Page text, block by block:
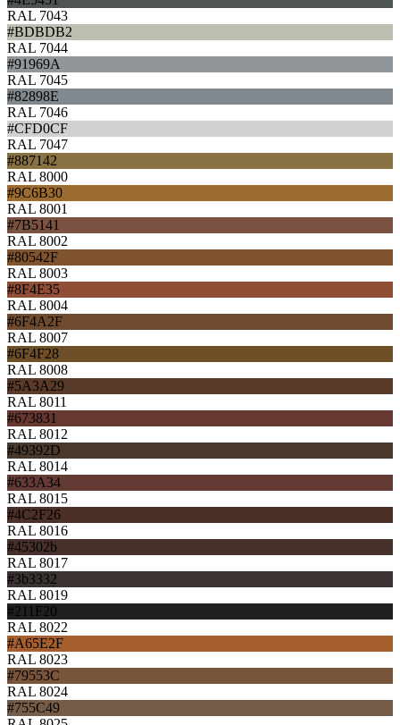
RAL 7043
#BDBDB2
RAL 7044
#91969A
RAL 7045
#82898E
RAL 7046
#CFD0CF
RAL 7047
#887142
RAL 8000
#9C6B30
RAL 8001
#7B5141
RAL 8002
#80542F
RAL 8003
#8F4E35
RAL 8004
#6F4A2F
RAL 8007
#6F4F28
RAL 8008
#5A3A29
RAL 8011
#673831
RAL 8012
#49392D
RAL 8014
#633A34
RAL 8015
#4C2F26
RAL 8016
#45302b
RAL 8017
#3b3332
RAL 8019
#211F20
RAL 8022
#A65E2F
RAL 8023
#79553C
RAL 8024
#755C49